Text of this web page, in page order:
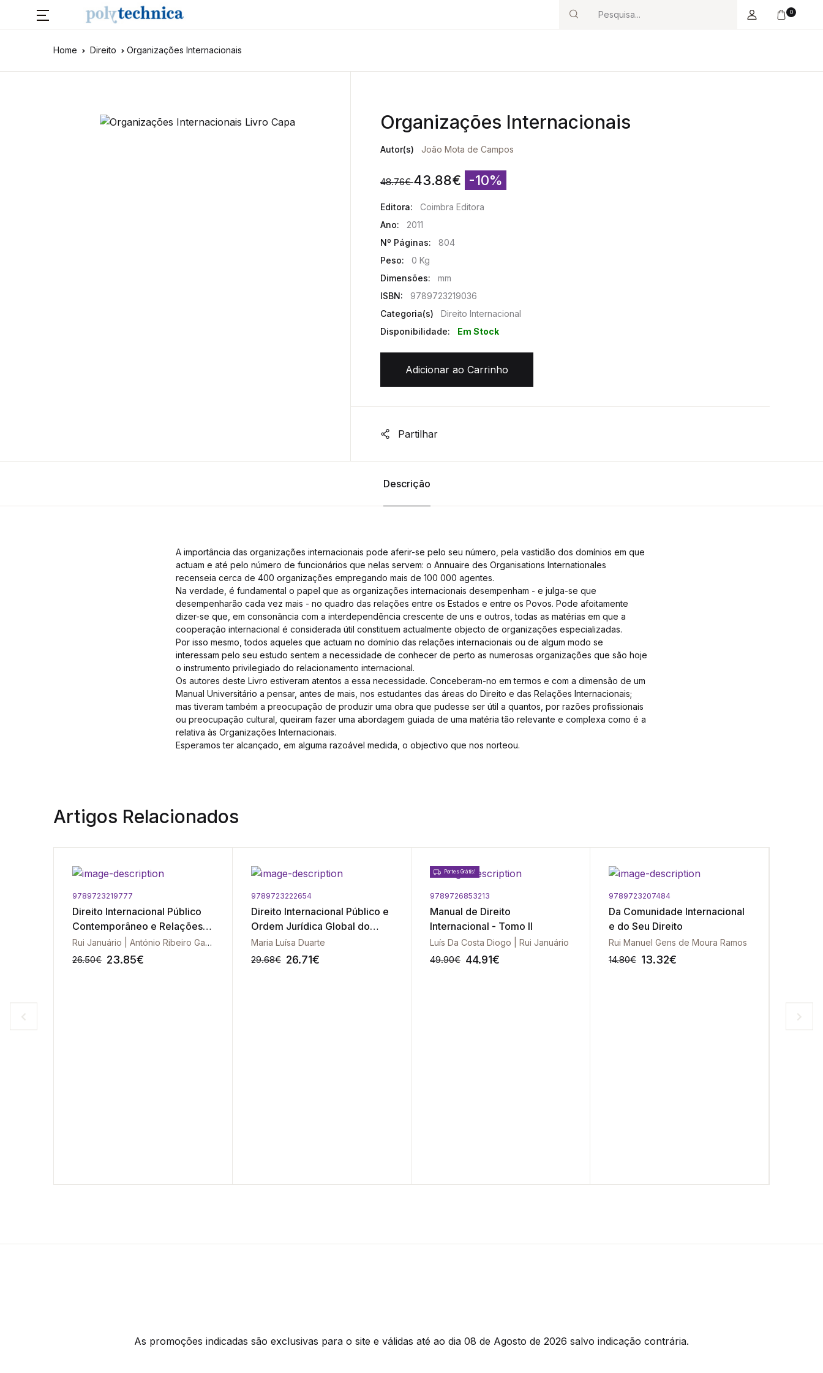
Search
0
Home Direito Organizações Internacionais
Organizações Internacionais
Autor(s) João Mota de Campos
48.76€ 43.88€ -10%
Editora:
Coimbra Editora
Ano:
2011
Nº Páginas:
804
Peso:
0 Kg
Dimensões:
mm
ISBN:
9789723219036
Categoria(s)
Direito Internacional
Disponibilidade:
Em Stock
Adicionar ao Carrinho
Partilhar
Descrição
A importância das organizações internacionais pode aferir-se pelo seu número, pela vastidão dos domínios em que
actuam e até pelo número de funcionários que nelas servem: o Annuaire des Organisations Internationales
recenseia cerca de 400 organizações empregando mais de 100 000 agentes.
Na verdade, é fundamental o papel que as organizações internacionais desempenham - e julga-se que
desempenharão cada vez mais - no quadro das relações entre os Estados e entre os Povos. Pode afoitamente
dizer-se que, em consonância com a interdependência crescente de uns e outros, todas as matérias em que a
cooperação internacional é considerada útil constituem actualmente objecto de organizações especializadas.
Por isso mesmo, todos aqueles que actuam no domínio das relações internacionais ou de algum modo se
interessam pelo seu estudo sentem a necessidade de conhecer de perto as numerosas organizações que são hoje
o instrumento privilegiado do relacionamento internacional.
Os autores deste Livro estiveram atentos a essa necessidade. Conceberam-no em termos e com a dimensão de um
Manual Universitário a pensar, antes de mais, nos estudantes das áreas do Direito e das Relações Internacionais;
mas tiveram também a preocupação de produzir uma obra que pudesse ser útil a quantos, por razões profissionais
ou preocupação cultural, queiram fazer uma abordagem guiada de uma matéria tão relevante e complexa como é a
relativa às Organizações Internacionais.
Esperamos ter alcançado, em alguma razoável medida, o objectivo que nos norteou.
Artigos Relacionados
9789723219777
Direito Internacional Público
Contemporâneo e Relações
Internacionais - Vol. I
Rui Januário | António Ribeiro Gameiro
26.50€ 23.85€
9789723222654
Direito Internacional Público e
Ordem Jurídica Global do
Século XXI
Maria Luísa Duarte
29.68€ 26.71€
Portes Grátis!
9789726853213
Manual de Direito
Internacional - Tomo II
Luís Da Costa Diogo | Rui Januário
49.90€ 44.91€
9789723207484
Da Comunidade Internacional
e do Seu Direito
Rui Manuel Gens de Moura Ramos
14.80€ 13.32€
As promoções indicadas são exclusivas para o site e válidas até ao dia 08 de Agosto de 2026 salvo indicação contrária.